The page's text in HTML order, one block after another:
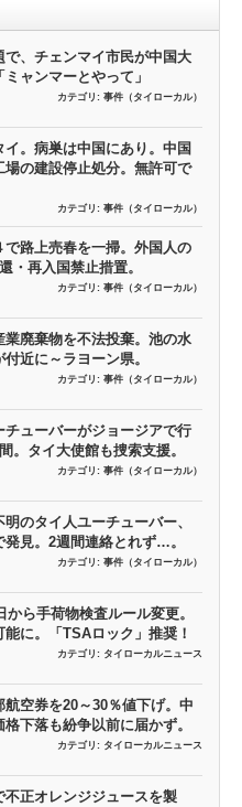
で、チェンマイ市民が中国大
ャンマーとやって」
カテゴリ: 事件（タイローカル）
イ。病巣は中国にあり。中国
場の建設停止処分。無許可で
カテゴリ: 事件（タイローカル）
で路上売春を一掃。外国人の
・再入国禁止措置。
カテゴリ: 事件（タイローカル）
業廃棄物を不法投棄。池の水
近に～ラヨーン県。
カテゴリ: 事件（タイローカル）
チューバーがジョージアで行
。タイ大使館も捜索支援。
カテゴリ: 事件（タイローカル）
のタイ人ユーチューバー、
見。2週間連絡とれず…。
カテゴリ: 事件（タイローカル）
から手荷物検査ルール変更。
に。「TSAロック」推奨！
カテゴリ: タイローカルニュース
空券を20～30％値下げ。中
下落も紛争以前に届かず。
カテゴリ: タイローカルニュース
不正オレンジジュースを製